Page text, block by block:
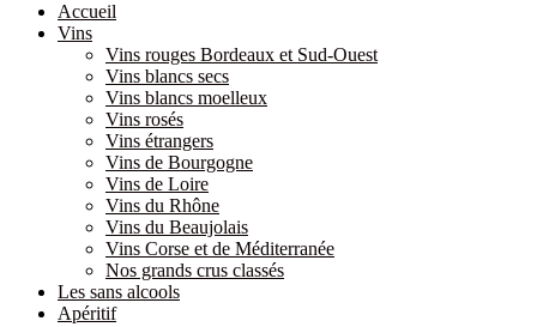
Accueil
Vins
Vins rouges Bordeaux et Sud-Ouest
Vins blancs secs
Vins blancs moelleux
Vins rosés
Vins étrangers
Vins de Bourgogne
Vins de Loire
Vins du Rhône
Vins du Beaujolais
Vins Corse et de Méditerranée
Nos grands crus classés
Les sans alcools
Apéritif